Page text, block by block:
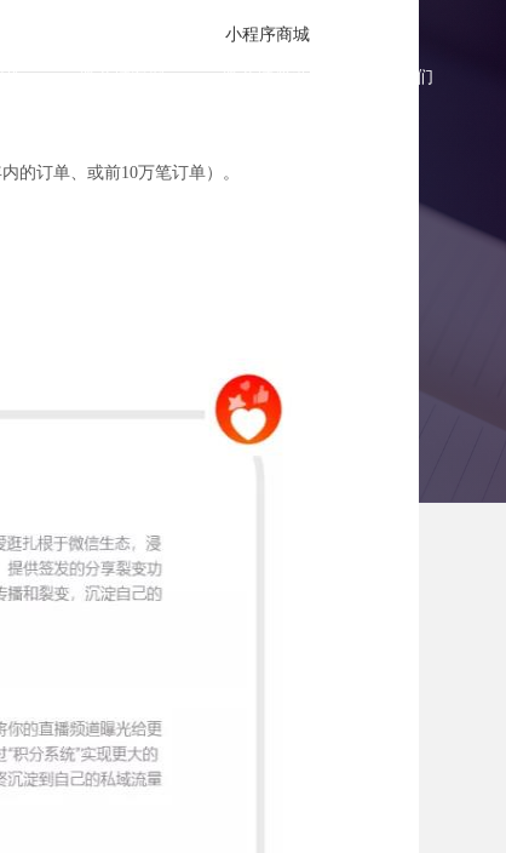
价 微商城案例 微商城资讯 联系我们
小程序商城
的订单、或前10万笔订单）。